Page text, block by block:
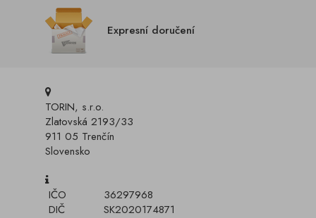
Expresní doručení
TORIN, s.r.o.
Zlatovská 2193/33
911 05 Trenčín
Slovensko
IČO
36297968
DIČ
SK2020174871